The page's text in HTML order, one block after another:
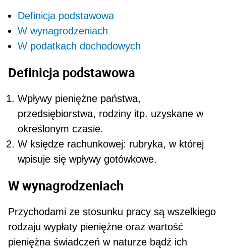
Definicja podstawowa
W wynagrodzeniach
W podatkach dochodowych
Definicja podstawowa
Wpływy pieniężne państwa,
przedsiębiorstwa, rodziny itp. uzyskane w
określonym czasie.
W księdze rachunkowej: rubryka, w której
wpi­suje się wpływy gotówkowe.
W wynagrodzeniach
Przychodami ze stosunku pracy są wszelkiego
rodzaju wypłaty pieniężne oraz wartość
pienięż­na świadczeń w naturze bądź ich